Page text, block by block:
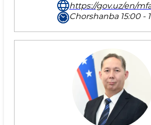
https://gov.uz/en/
Chorshanba 15:00 -